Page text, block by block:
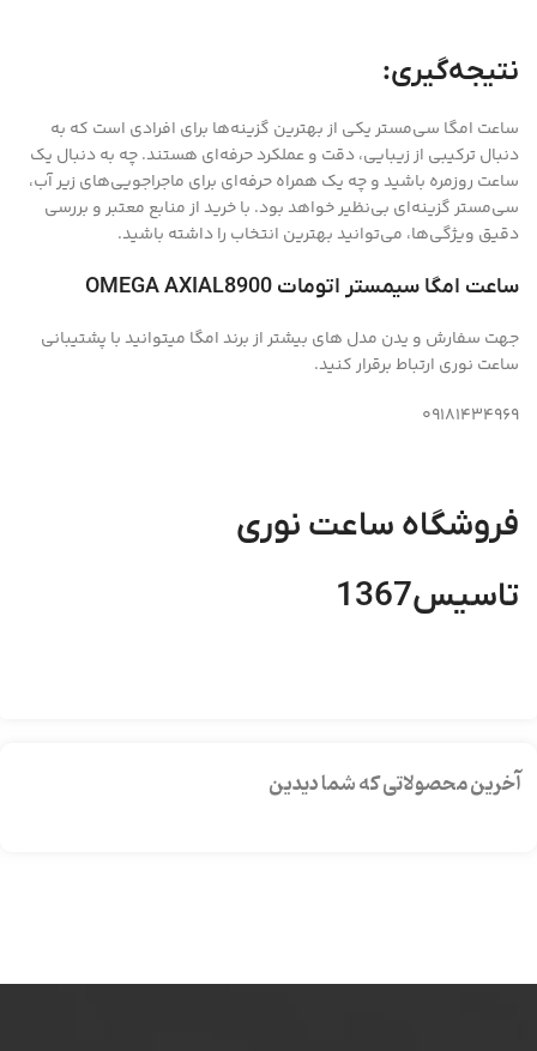
نتیجه‌گیری:
ساعت امگا سی‌مستر یکی از بهترین گزینه‌ها برای افرادی است که به
دنبال ترکیبی از زیبایی، دقت و عملکرد حرفه‌ای هستند. چه به دنبال یک
ساعت روزمره باشید و چه یک همراه حرفه‌ای برای ماجراجویی‌های زیر آب،
سی‌مستر گزینه‌ای بی‌نظیر خواهد بود. با خرید از منابع معتبر و بررسی
دقیق ویژگی‌ها، می‌توانید بهترین انتخاب را داشته باشید.
ساعت امگا سیمستر اتومات OMEGA AXIAL8900
جهت سفارش و یدن مدل های بیشتر از برند امگا میتوانید با پشتیبانی
ساعت نوری ارتباط برقرار کنید.
09181434969
فروشگاه ساعت نوری
تاسیس1367
آخرین محصولاتی که شما دیدین